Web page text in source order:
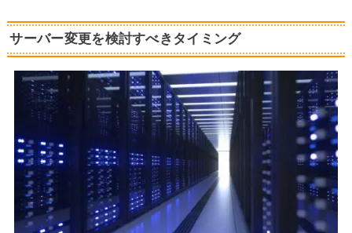
サーバー変更を検討すべきタイミング